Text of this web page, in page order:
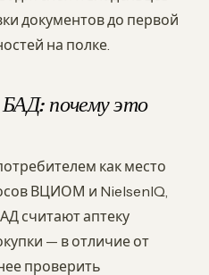
документов до первой
на полке.
почему это
как место
ВЦИОМ и NielsenIQ,
считают аптеку
— в отличие от
проверить